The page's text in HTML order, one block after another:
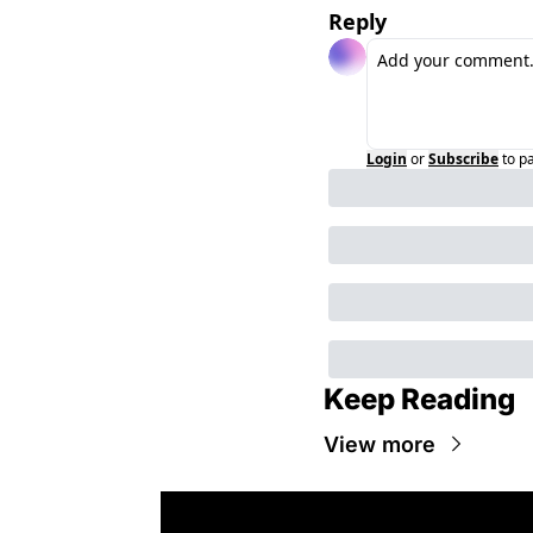
Reply
Login orSubscribeto
Keep Reading
View more